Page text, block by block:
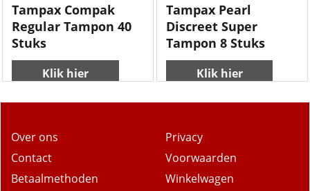
Tampax Compak
Regular Tampon 40
Stuks
Klik hier
Tampax Pearl
Discreet Super
Tampon 8 Stuks
Klik hier
Over ons
Contact
Betaalmethoden
Privacy
Voorwaarden
Winkelwagen